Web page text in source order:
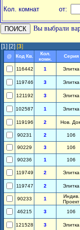
Кол. комнат от:
Вы выбрали
[1] [2] [3]
@ Код Кв.
Кол.
комн.
Серия
116442
1 Элитка
119746 3 Элитка
121192 3 Элитка
102587 1 Элитка
119196 2 Нов.
90231 2 106
90229 3 106
90236 1 106
119749 2 Элитка
119747 2 Элитка
90233 1
Индив.
Проект
46215 3 106
121528 3 Элитка